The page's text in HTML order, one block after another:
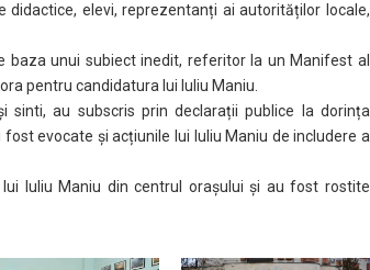
didactice, elevi, reprezentanți ai autorităților locale,
baza unui subiect inedit, referitor la un Manifest al
pentru candidatura lui Iuliu Maniu.
sinti, au subscris prin declarații publice la dorința
evocate și acțiunile lui Iuliu Maniu de includere a
Iuliu Maniu din centrul orașului și au fost rostite